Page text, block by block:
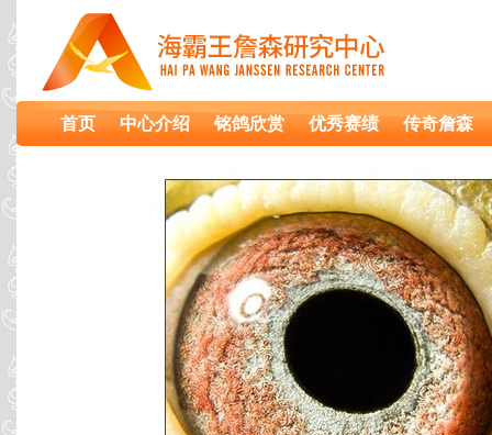
首页 中心介绍 铭鸽欣赏 优秀赛绩 传奇詹森